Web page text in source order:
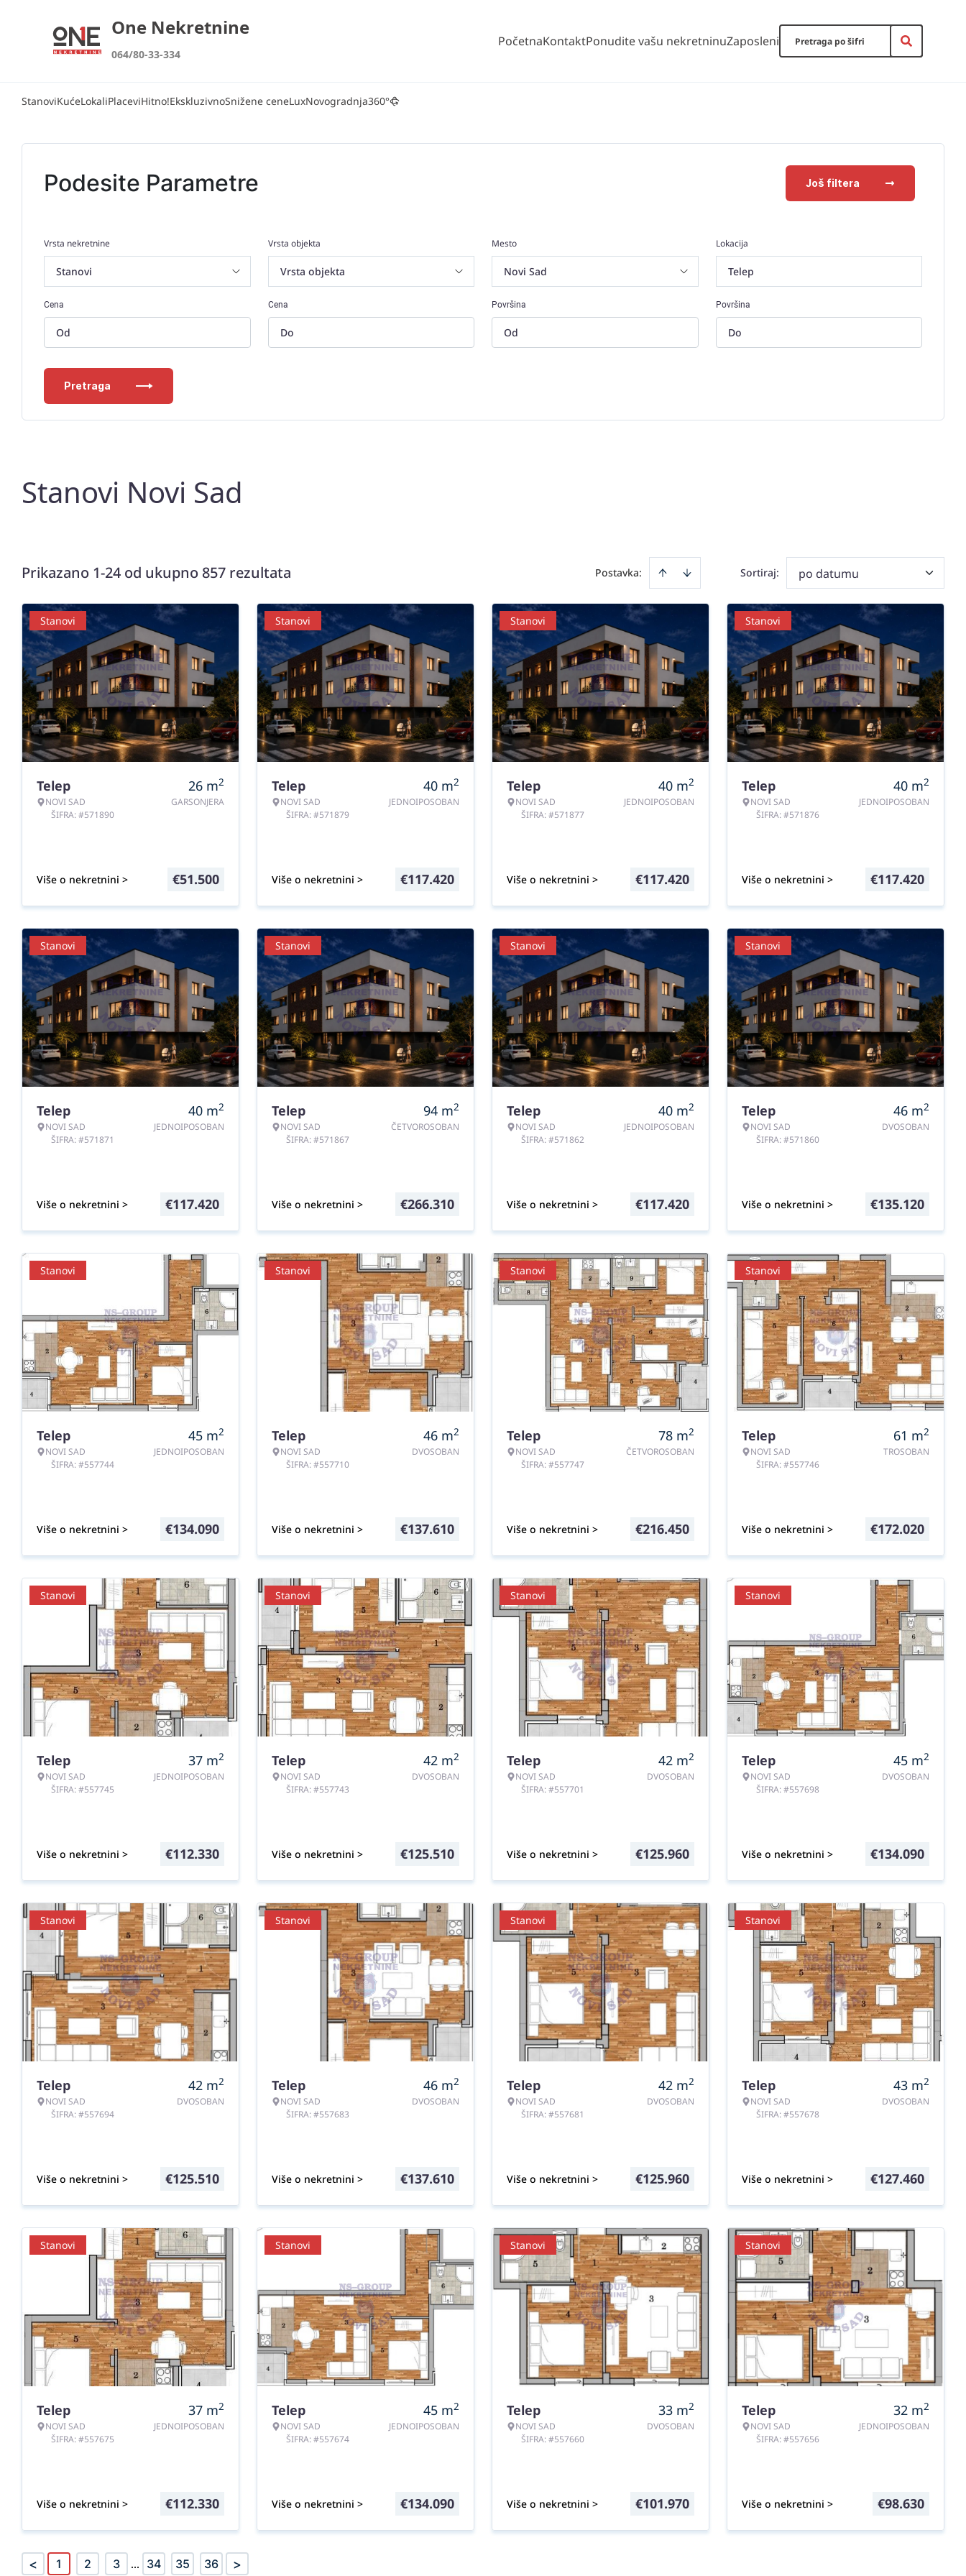
One Nekretnine
064/80-33-334
PočetnaKontaktPonudite vašu nekretninuZaposleni
StanoviKućeLokaliPlaceviHitno!EkskluzivnoSnižene ceneLuxNovogradnja360°
Podesite Parametre Još filtera
Vrsta nekretnine Vrsta objekta Mesto Lokacija
Telep
Cena Cena Površina Površina
Pretraga
Stanovi Novi Sad
Prikazano 1-24 od ukupno 857 rezultata Postavka: Sortiraj: po datumu
Stanovi
Telep
NOVI SAD
ŠIFRA: #571890
26 m2
GARSONJERA
Više o nekretnini > €51.500
Stanovi
Telep
NOVI SAD
ŠIFRA: #571879
40 m2
JEDNOIPOSOBAN
Više o nekretnini > €117.420
Stanovi
Telep
NOVI SAD
ŠIFRA: #571877
40 m2
JEDNOIPOSOBAN
Više o nekretnini > €117.420
Stanovi
Telep
NOVI SAD
ŠIFRA: #571876
40 m2
JEDNOIPOSOBAN
Više o nekretnini > €117.420
Stanovi
Telep
NOVI SAD
ŠIFRA: #571871
40 m2
JEDNOIPOSOBAN
Više o nekretnini > €117.420
Stanovi
Telep
NOVI SAD
ŠIFRA: #571867
94 m2
ČETVOROSOBAN
Više o nekretnini > €266.310
Stanovi
Telep
NOVI SAD
ŠIFRA: #571862
40 m2
JEDNOIPOSOBAN
Više o nekretnini > €117.420
Stanovi
Telep
NOVI SAD
ŠIFRA: #571860
46 m2
DVOSOBAN
Više o nekretnini > €135.120
Stanovi
Telep
NOVI SAD
ŠIFRA: #557744
45 m2
JEDNOIPOSOBAN
Više o nekretnini > €134.090
Stanovi
Telep
NOVI SAD
ŠIFRA: #557710
46 m2
DVOSOBAN
Više o nekretnini > €137.610
Stanovi
Telep
NOVI SAD
ŠIFRA: #557747
78 m2
ČETVOROSOBAN
Više o nekretnini > €216.450
Stanovi
Telep
NOVI SAD
ŠIFRA: #557746
61 m2
TROSOBAN
Više o nekretnini > €172.020
Stanovi
Telep
NOVI SAD
ŠIFRA: #557745
37 m2
JEDNOIPOSOBAN
Više o nekretnini > €112.330
Stanovi
Telep
NOVI SAD
ŠIFRA: #557743
42 m2
DVOSOBAN
Više o nekretnini > €125.510
Stanovi
Telep
NOVI SAD
ŠIFRA: #557701
42 m2
DVOSOBAN
Više o nekretnini > €125.960
Stanovi
Telep
NOVI SAD
ŠIFRA: #557698
45 m2
DVOSOBAN
Više o nekretnini > €134.090
Stanovi
Telep
NOVI SAD
ŠIFRA: #557694
42 m2
DVOSOBAN
Više o nekretnini > €125.510
Stanovi
Telep
NOVI SAD
ŠIFRA: #557683
46 m2
DVOSOBAN
Više o nekretnini > €137.610
Stanovi
Telep
NOVI SAD
ŠIFRA: #557681
42 m2
DVOSOBAN
Više o nekretnini > €125.960
Stanovi
Telep
NOVI SAD
ŠIFRA: #557678
43 m2
DVOSOBAN
Više o nekretnini > €127.460
Stanovi
Telep
NOVI SAD
ŠIFRA: #557675
37 m2
JEDNOIPOSOBAN
Više o nekretnini > €112.330
Stanovi
Telep
NOVI SAD
ŠIFRA: #557674
45 m2
JEDNOIPOSOBAN
Više o nekretnini > €134.090
Stanovi
Telep
NOVI SAD
ŠIFRA: #557660
33 m2
DVOSOBAN
Više o nekretnini > €101.970
Stanovi
Telep
NOVI SAD
ŠIFRA: #557656
32 m2
JEDNOIPOSOBAN
Više o nekretnini > €98.630
< 1 2 3 ... 34 35 36 >